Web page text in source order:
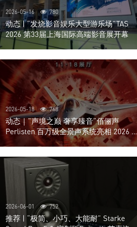
2026-05-16 780
动态 | “发烧影音娱乐大型游乐场”TAS
2026 第33届上海国际高端影音展开幕
2026-05-18 768
动态｜”声境之巅 奢享臻音”佰俪声
Perlisten 百万级全景声系统亮相 2026 北
京国际音响展
2026-06-01 752
推荐 | “极简、小巧、大能耐” Starke